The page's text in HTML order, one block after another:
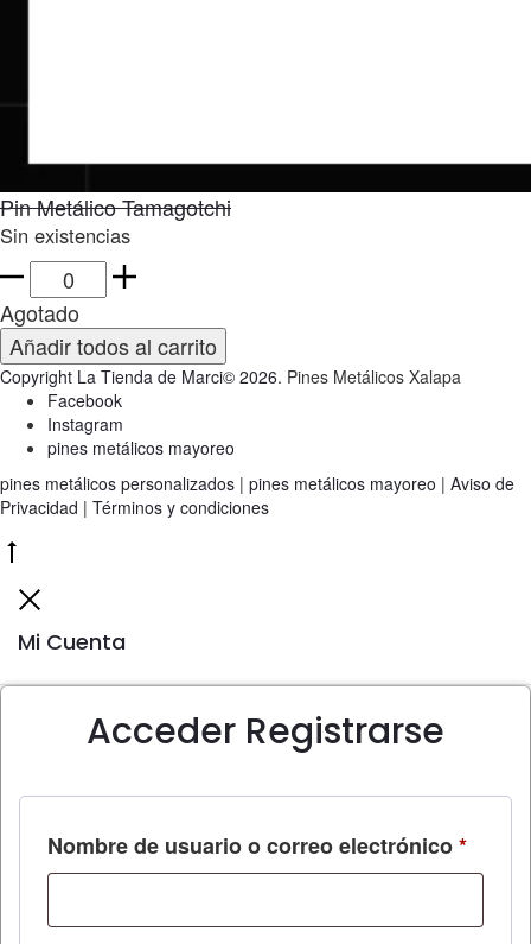
Pin Metálico Tamagotchi
Sin existencias
Pin
Metálico
Tamagotchi
cantidad
Agotado
Añadir todos al carrito
Copyright La Tienda de Marci© 2026. Pines Metálicos Xalapa
Facebook
Instagram
pines metálicos mayoreo
pines metálicos personalizados | pines metálicos mayoreo | Aviso de
Privacidad | Términos y condiciones
to
top
Mi Cuenta
Acceder Registrarse
Nombre de usuario o correo electrónico*